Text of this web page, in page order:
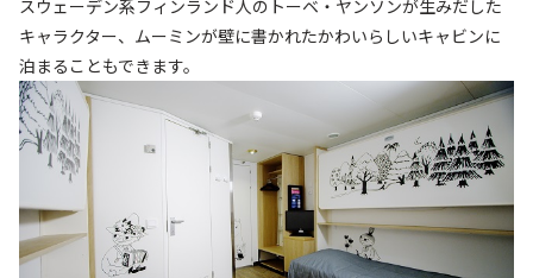
スウェーデン系フィンランド人のトーベ・ヤンソンが生みだした
キャラクター、ムーミンが壁に書かれたかわいらしいキャビンに
泊まることもできます。